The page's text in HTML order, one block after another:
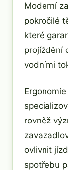
Moderní
pokročilé
které
projíždění
vodními
rovněž
ovlivnit
spotřebu